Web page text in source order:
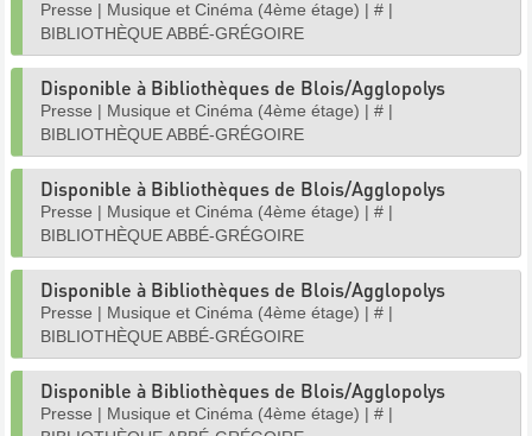
Presse | Musique et Cinéma (4ème étage) | # |
BIBLIOTHÈQUE ABBÉ-GRÉGOIRE
Disponible à Bibliothèques de Blois/Agglopolys
Presse | Musique et Cinéma (4ème étage) | # |
BIBLIOTHÈQUE ABBÉ-GRÉGOIRE
Disponible à Bibliothèques de Blois/Agglopolys
Presse | Musique et Cinéma (4ème étage) | # |
BIBLIOTHÈQUE ABBÉ-GRÉGOIRE
Disponible à Bibliothèques de Blois/Agglopolys
Presse | Musique et Cinéma (4ème étage) | # |
BIBLIOTHÈQUE ABBÉ-GRÉGOIRE
Disponible à Bibliothèques de Blois/Agglopolys
Presse | Musique et Cinéma (4ème étage) | # |